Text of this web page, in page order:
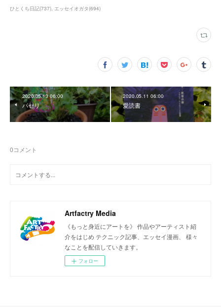
ひとくち日記(737) エッセイオガタ(694)
2020.05.13 06:00
パセリ
2020.05.11 06:00
愛読書
0コメント
Artfactry Media
《もっと身近にアートを》 作品やアーティスト紹
介をはじめ テクニック記事、エッセイ漫画、 様々
なことを配信していきます。
フォロー